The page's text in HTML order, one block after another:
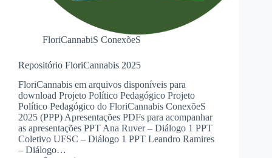
FloriCannabiS ConexõeS
Repositório FloriCannabis 2025
FloriCannabis em arquivos disponíveis para
download Projeto Político Pedagógico Projeto
Político Pedagógico do FloriCannabis ConexõeS
2025 (PPP) Apresentações PDFs para acompanhar
as apresentações PPT Ana Ruver – Diálogo 1 PPT
Coletivo UFSC – Diálogo 1 PPT Leandro Ramires
– Diálogo…